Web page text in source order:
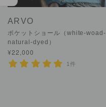
ARVO
ポケットショール（white-woad-
natural-dyed）
¥22,000
1件